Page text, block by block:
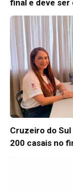
final e deve
Cruzeiro do
200 casais no